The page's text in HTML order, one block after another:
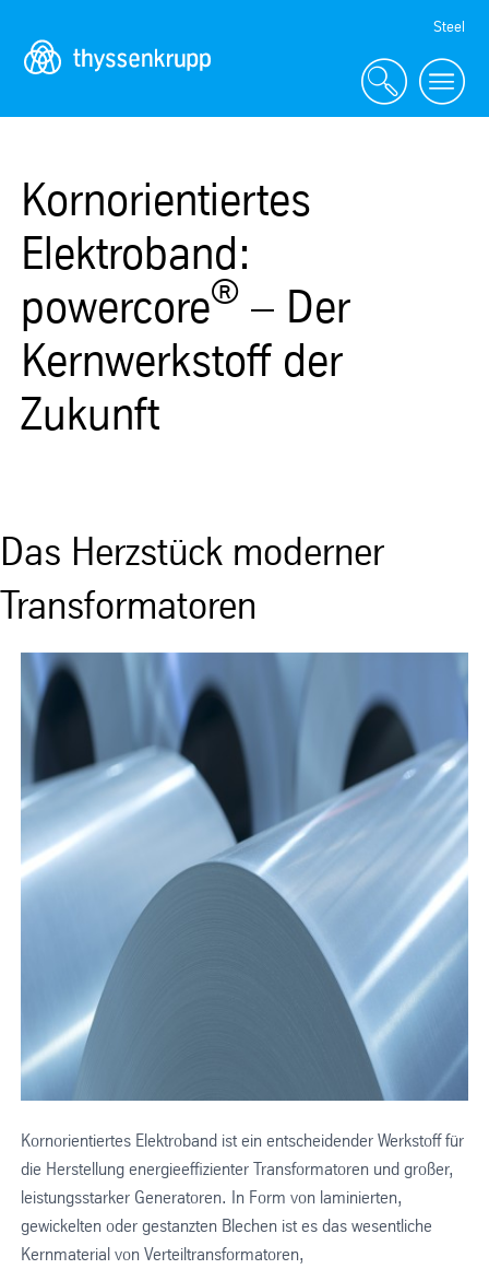
Navigation
Steel
Kornorientiertes
Elektroband:
powercore® – Der
Kernwerkstoff der
Zukunft
Das Herzstück moderner
Transformatoren
Kornorientiertes Elektroband ist ein entscheidender Werkstoff für
die Herstellung energieeffizienter Transformatoren und großer,
leistungsstarker Generatoren. In Form von laminierten,
gewickelten oder gestanzten Blechen ist es das wesentliche
Kernmaterial von Verteiltransformatoren,